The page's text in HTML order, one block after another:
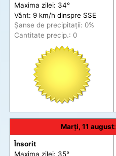
Maxima zilei: 34°
Vânt: 9 km/h dinspre SSE
Șanse de precipitații: 0%
Cantitate precip.: 0
Marți, 11 august:
Însorit
Maxima zilei: 35°